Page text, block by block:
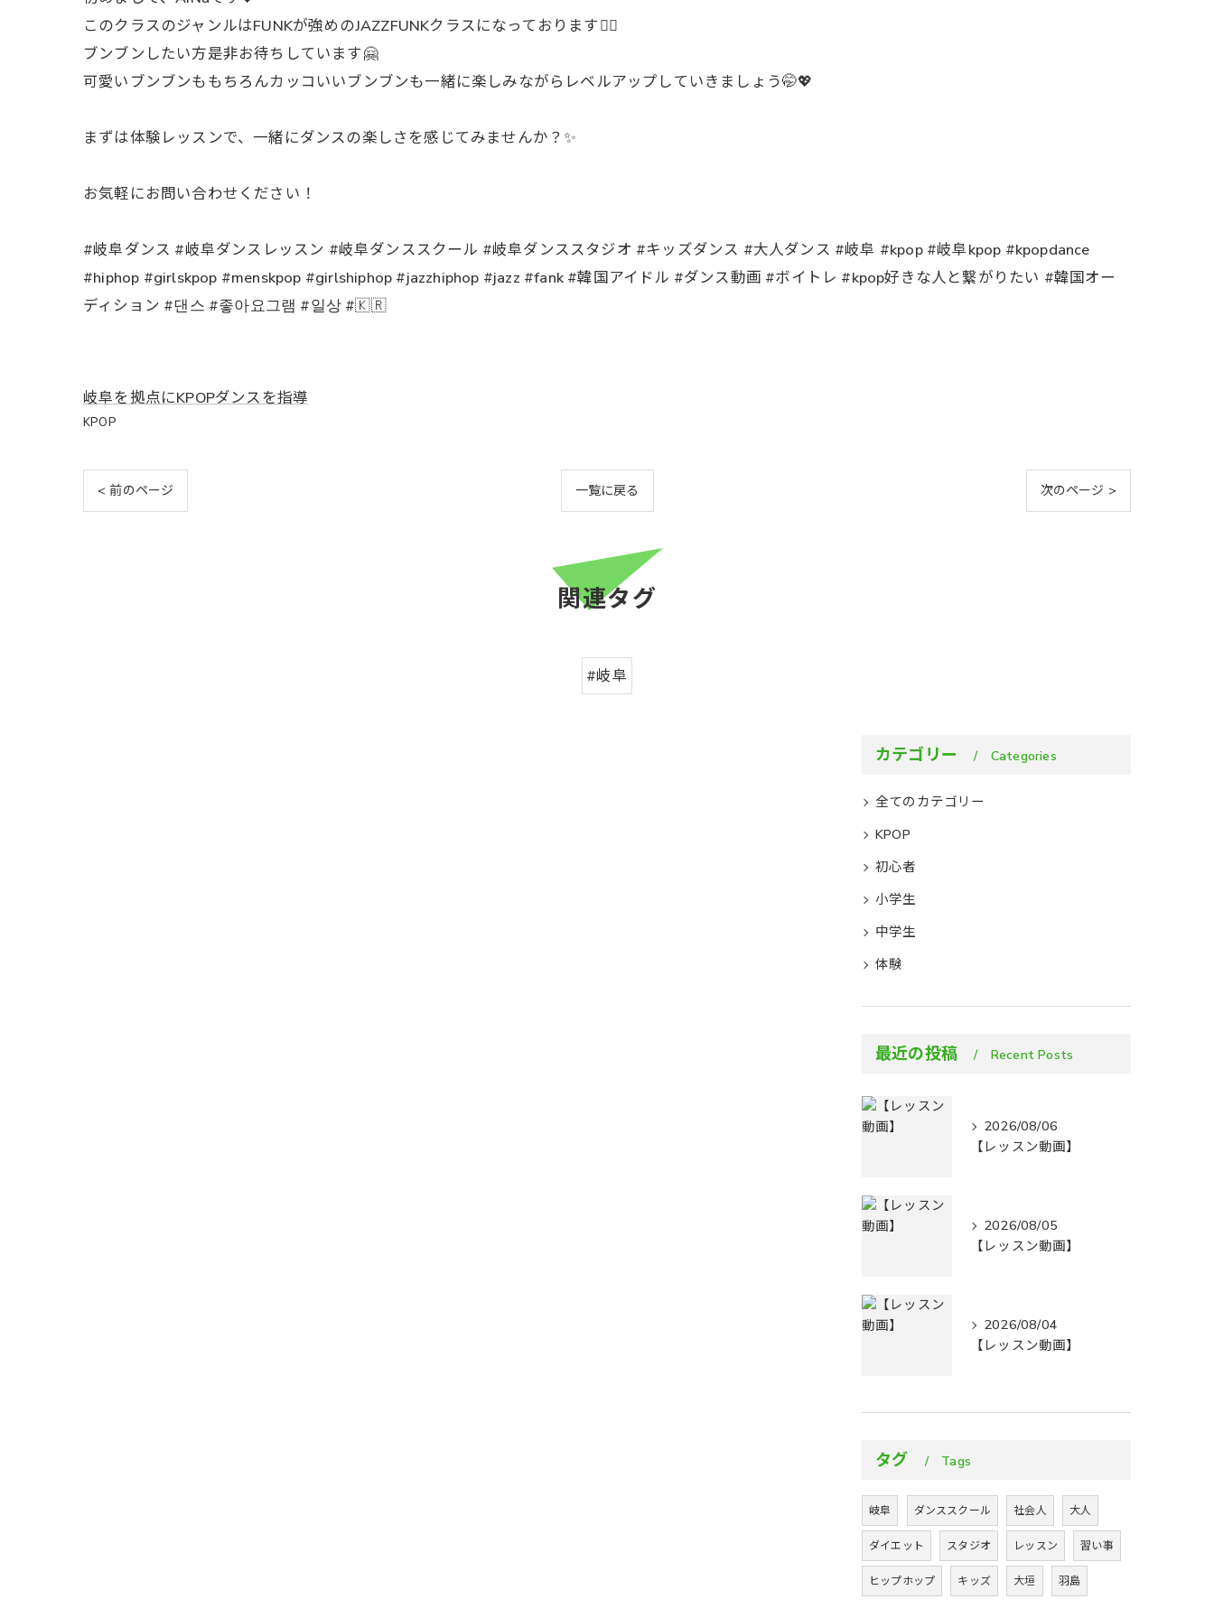
このクラスのジャンルはFUNKが強めのJAZZFUNKクラスになっております❤️‍🔥
ブンブンしたい方是非お待ちしています🤗
可愛いブンブンももちろんカッコいいブンブンも一緒に楽しみながらレベルアップしていきましょう🤭💖
まずは体験レッスンで、一緒にダンスの楽しさを感じてみませんか？✨
お気軽にお問い合わせください！
#岐阜ダンス #岐阜ダンスレッスン #岐阜ダンススクール #岐阜ダンススタジオ #キッズダンス #大人ダンス #岐阜 #kpop #岐阜kpop #kpopdance
#hiphop #girlskpop #menskpop #girlshiphop #jazzhiphop #jazz #fank #韓国アイドル #ダンス動画 #ボイトレ #kpop好きな人と繋がりたい #韓国オー
ディション #댄스 #좋아요그램 #일상 #🇰🇷
岐阜を拠点にKPOPダンスを指導
KPOP
< 前のページ 一覧に戻る 次のページ >
関連タグ
#岐阜
カテゴリー Categories
全てのカテゴリー
KPOP
初心者
小学生
中学生
体験
最近の投稿 Recent Posts
2026/08/06
【レッスン動画】
2026/08/05
【レッスン動画】
2026/08/04
【レッスン動画】
タグ Tags
岐阜 ダンススクール 社会人 大人
ダイエット スタジオ レッスン 習い事
ヒップホップ キッズ 大垣 羽島